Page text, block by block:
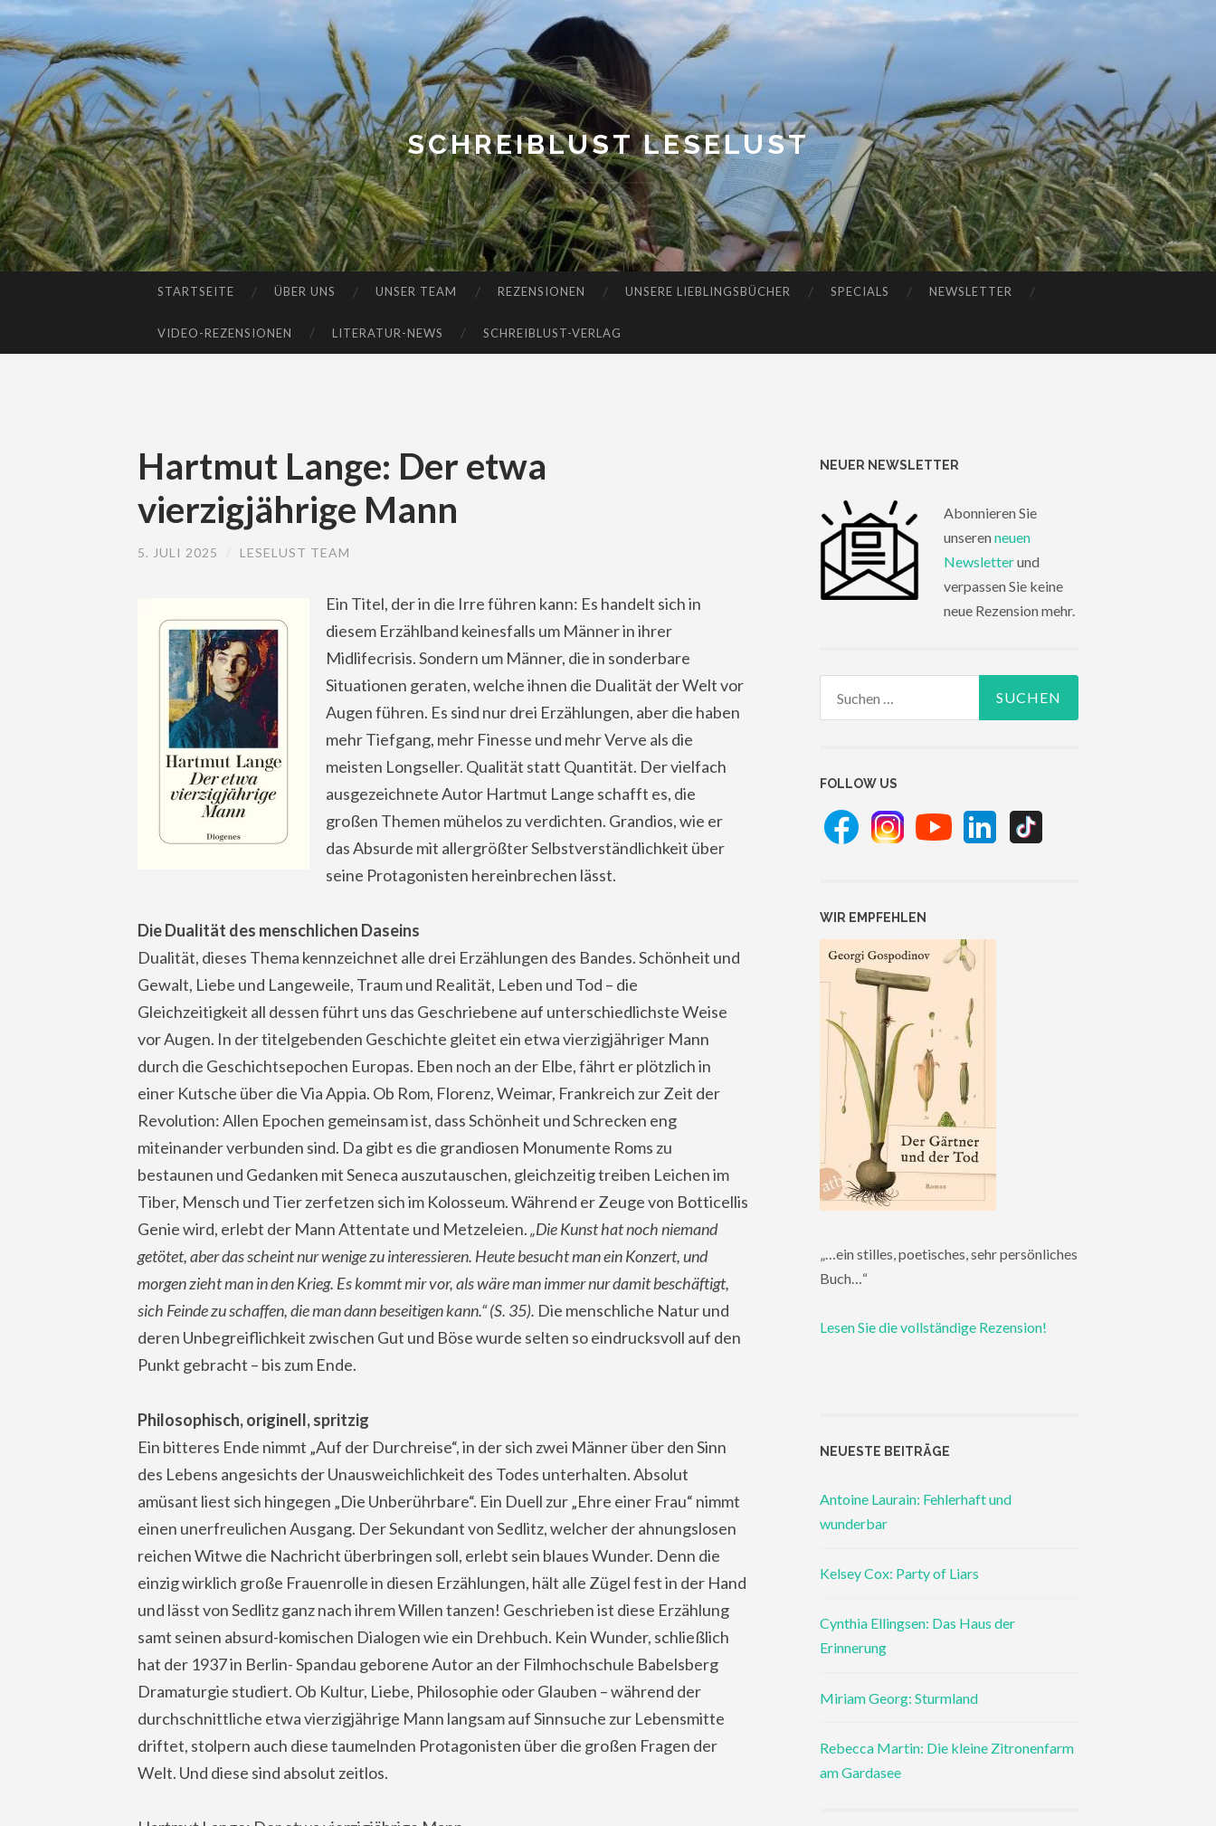
SCHREIBLUST LESELUST
STARTSEITE ÜBER UNS UNSER TEAM REZENSIONEN UNSERE LIEBLINGSBÜCHER SPECIALS NEWSLETTER
VIDEO-REZENSIONEN LITERATUR-NEWS SCHREIBLUST-VERLAG
Hartmut Lange: Der etwa
vierzigjährige Mann
5. JULI 2025 LESELUST TEAM
Ein Titel, der in die Irre führen kann: Es handelt sich in
diesem Erzählband keinesfalls um Männer in ihrer
Midlifecrisis. Sondern um Männer, die in sonderbare
Situationen geraten, welche ihnen die Dualität der Welt vor
Augen führen. Es sind nur drei Erzählungen, aber die haben
mehr Tiefgang, mehr Finesse und mehr Verve als die
meisten Longseller. Qualität statt Quantität. Der vielfach
ausgezeichnete Autor Hartmut Lange schafft es, die
großen Themen mühelos zu verdichten. Grandios, wie er
das Absurde mit allergrößter Selbstverständlichkeit über
seine Protagonisten hereinbrechen lässt.
Die Dualität des menschlichen Daseins
Dualität, dieses Thema kennzeichnet alle drei Erzählungen des Bandes. Schönheit und
Gewalt, Liebe und Langeweile, Traum und Realität, Leben und Tod – die
Gleichzeitigkeit all dessen führt uns das Geschriebene auf unterschiedlichste Weise
vor Augen. In der titelgebenden Geschichte gleitet ein etwa vierzigjähriger Mann
durch die Geschichtsepochen Europas. Eben noch an der Elbe, fährt er plötzlich in
einer Kutsche über die Via Appia. Ob Rom, Florenz, Weimar, Frankreich zur Zeit der
Revolution: Allen Epochen gemeinsam ist, dass Schönheit und Schrecken eng
miteinander verbunden sind. Da gibt es die grandiosen Monumente Roms zu
bestaunen und Gedanken mit Seneca auszutauschen, gleichzeitig treiben Leichen im
Tiber, Mensch und Tier zerfetzen sich im Kolosseum. Während er Zeuge von Botticellis
Genie wird, erlebt der Mann Attentate und Metzeleien.„Die Kunst hat noch niemand
getötet, aber das scheint nur wenige zu interessieren. Heute besucht man ein Konzert, und
morgen zieht man in den Krieg. Es kommt mir vor, als wäre man immer nur damit beschäftigt,
sich Feinde zu schaffen, die man dann beseitigen kann.“ (S. 35). Die menschliche Natur und
deren Unbegreiflichkeit zwischen Gut und Böse wurde selten so eindrucksvoll auf den
Punkt gebracht – bis zum Ende.
Philosophisch, originell, spritzig
Ein bitteres Ende nimmt „Auf der Durchreise“, in der sich zwei Männer über den Sinn
des Lebens angesichts der Unausweichlichkeit des Todes unterhalten. Absolut
amüsant liest sich hingegen „Die Unberührbare“. Ein Duell zur „Ehre einer Frau“ nimmt
einen unerfreulichen Ausgang. Der Sekundant von Sedlitz, welcher der ahnungslosen
reichen Witwe die Nachricht überbringen soll, erlebt sein blaues Wunder. Denn die
einzig wirklich große Frauenrolle in diesen Erzählungen, hält alle Zügel fest in der Hand
und lässt von Sedlitz ganz nach ihrem Willen tanzen! Geschrieben ist diese Erzählung
samt seinen absurd-komischen Dialogen wie ein Drehbuch. Kein Wunder, schließlich
hat der 1937 in Berlin- Spandau geborene Autor an der Filmhochschule Babelsberg
Dramaturgie studiert. Ob Kultur, Liebe, Philosophie oder Glauben – während der
durchschnittliche etwa vierzigjährige Mann langsam auf Sinnsuche zur Lebensmitte
driftet, stolpern auch diese taumelnden Protagonisten über die großen Fragen der
Welt. Und diese sind absolut zeitlos.
NEUER NEWSLETTER
Abonnieren Sie
unserenneuen
Newsletterund
verpassen Sie keine
neue Rezension mehr.
FOLLOW US
WIR EMPFEHLEN
„…ein stilles, poetisches, sehr persönliches
Buch…“
Lesen Sie die vollständige Rezension!
NEUESTE BEITRÄGE
Antoine Laurain: Fehlerhaft und
wunderbar
Kelsey Cox: Party of Liars
Cynthia Ellingsen: Das Haus der
Erinnerung
Miriam Georg: Sturmland
Rebecca Martin: Die kleine Zitronenfarm
am Gardasee